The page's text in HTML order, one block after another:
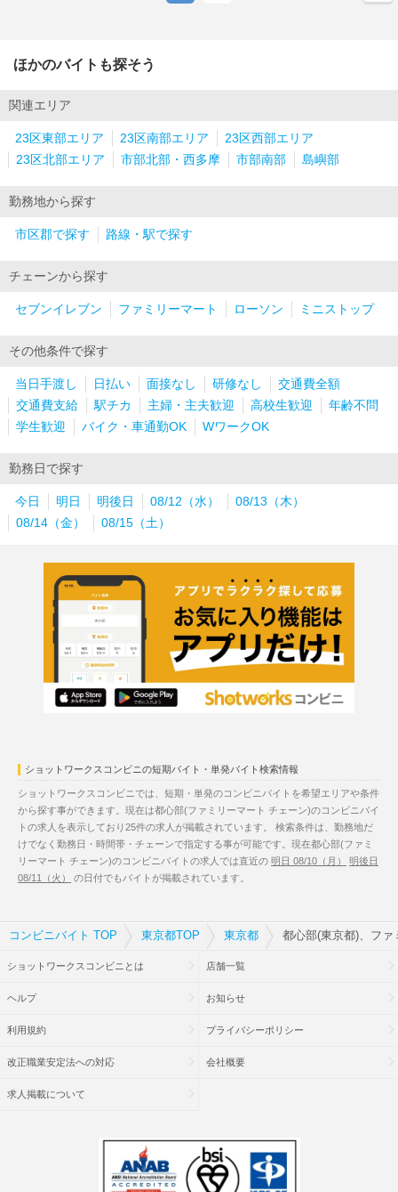
ほかのバイトも探そう
関連エリア
23区東部エリア 23区南部エリア
23区西部エリア
23区北部エリア
市部北部・西多摩 市部南部 島嶼部
勤務地から探す
市区郡で探す 路線・駅で探す
チェーンから探す
セブンイレブン ファミリーマート ローソン ミニストップ
その他条件で探す
当日手渡し 日払い 面接なし 研修なし
交通費全額
交通費支給
駅チカ 主婦・主夫歓迎 高校生歓迎
年齢不問
学生歓迎
バイク・車通勤OK WワークOK
勤務日で探す
今日 明日 明後日 08/12（水）
08/13（木）
08/14（金）
08/15（土）
ショットワークスコンビニの短期バイト・単発バイト検索情報
ショットワークスコンビニでは、短期・単発のコンビニバイトを希望エリアや条件
から探す事ができます。現在は都心部(ファミリーマート チェーン)のコンビニバイ
トの求人を表示しており25件の求人が掲載されています。 検索条件は、勤務地だ
けでなく勤務日・時間帯・チェーンで指定する事が可能です。現在都心部(ファミ
リーマート チェーン)のコンビニバイトの求人では直近の 明日 08/10（月）
明後日
08/11（火）
の日付でもバイトが掲載されています。
コンビニバイト TOP 東京都TOP 東京都 都心部(東京都)、フ
ショットワークスコンビニとは 店舗一覧
ヘルプ お知らせ
利用規約 プライバシーポリシー
改正職業安定法への対応 会社概要
求人掲載について